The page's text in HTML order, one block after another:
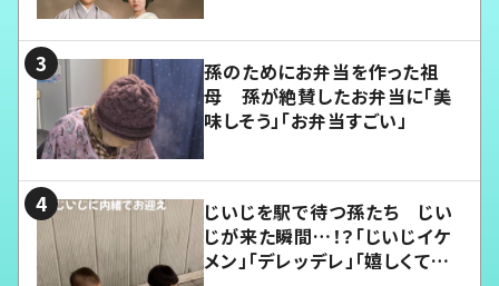
孫のためにお弁当を作った祖
母 孫が絶賛したお弁当に「美
味しそう」「お弁当すごい」
じいじを駅で待つ孫たち じい
じが来た瞬間…！？「じいじイケ
メン」「デレッデレ」「嬉しくて可